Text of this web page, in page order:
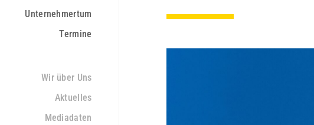
Unternehmertum
Termine
Wir über Uns
Aktuelles
Mediadaten